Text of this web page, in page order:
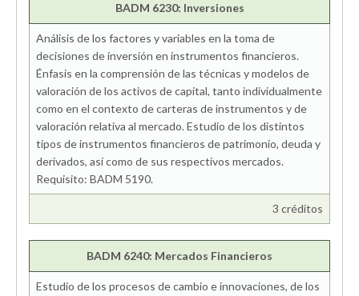
BADM 6230: Inversiones
Análisis de los factores y variables en la toma de
decisiones de inversión en instrumentos financieros.
Énfasis en la comprensión de las técnicas y modelos de
valoración de los activos de capital, tanto individualmente
como en el contexto de carteras de instrumentos y de
valoración relativa al mercado. Estudio de los distintos
tipos de instrumentos financieros de patrimonio, deuda y
derivados, así como de sus respectivos mercados.
Requisito: BADM 5190.
3 créditos
BADM 6240: Mercados Financieros
Estudio de los procesos de cambio e innovaciones, de los